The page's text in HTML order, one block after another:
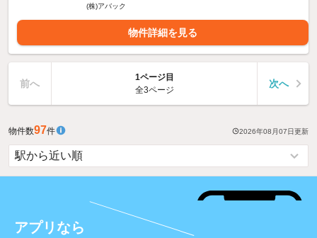
(株)アバック
物件詳細を見る
前へ
1ページ目
全3ページ
次へ
物件数97件 2026年08月07日更新
アプリなら